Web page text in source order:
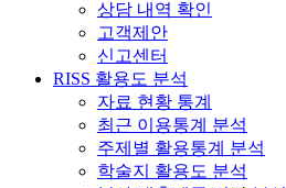
상담 내역 확인
고객제안
신고센터
RISS 활용도 분석
자료 현황 통계
최근 이용통계 분석
주제별 활용통계 분석
학술지 활용도 분석